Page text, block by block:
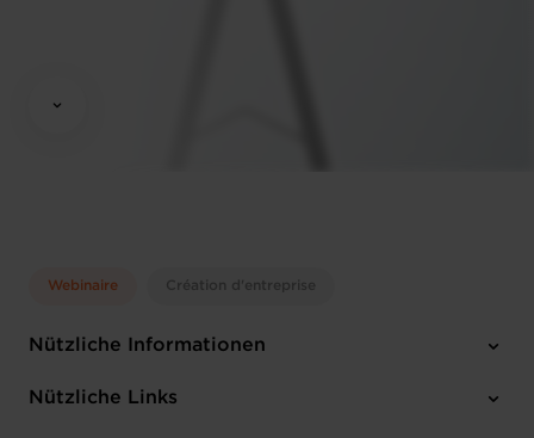
Webinaire Création d'entreprise
Nützliche Informationen
Dienstag 14 Nov 2023
Nützliche Links